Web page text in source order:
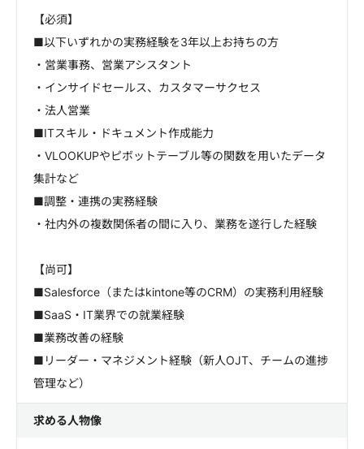
【必須】
■以下いずれかの実務経験を3年以上お持ちの方
・営業事務、営業アシスタント
・インサイドセールス、カスタマーサクセス
・法人営業
■ITスキル・ドキュメント作成能力
・VLOOKUPやピボットテーブル等の関数を用いたデータ
集計など
■調整・連携の実務経験
・社内外の複数関係者の間に入り、業務を遂行した経験
【尚可】
■Salesforce（またはkintone等のCRM）の実務利用経験
■SaaS・IT業界での就業経験
■業務改善の経験
■リーダー・マネジメント経験（新人OJT、チームの進捗
管理など）
求める人物像